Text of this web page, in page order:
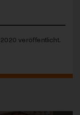
2020 veröffentlicht.